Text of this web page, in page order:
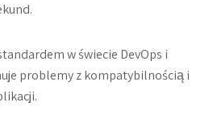
w świecie DevOps i
problemy z kompatybilnością i